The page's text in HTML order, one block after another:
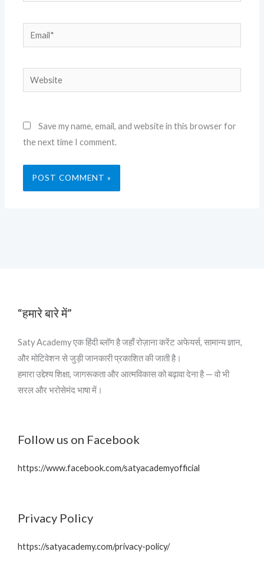
Email*
Website
Save my name, email, and website in this browser for
the next time I comment.
“हमारे बारे में”
Saty Academy एक हिंदी ब्लॉग है जहाँ रोज़ाना करेंट अफेयर्स, सामान्य ज्ञान,
और मोटिवेशन से जुड़ी जानकारी प्रकाशित की जाती है।
हमारा उद्देश्य शिक्षा, जागरूकता और आत्मविकास को बढ़ावा देना है — वो भी
सरल और भरोसेमंद भाषा में।
Follow us on Facebook
https://www.facebook.com/satyacademyofficial
Privacy Policy
https://satyacademy.com/privacy-policy/